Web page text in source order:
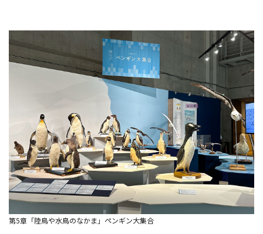
第5章「陸鳥や水鳥のなかま」ペンギン大集合